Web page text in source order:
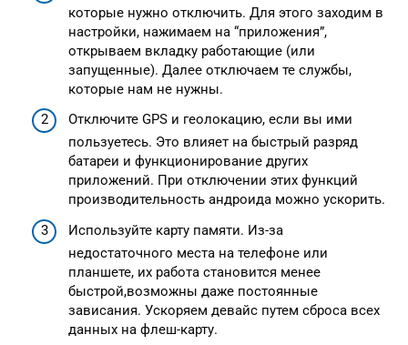
которые нужно отключить. Для этого заходим в
настройки, нажимаем на “приложения”,
открываем вкладку работающие (или
запущенные). Далее отключаем те службы,
которые нам не нужны.
Отключите GPS и геолокацию, если вы ими
пользуетесь. Это влияет на быстрый разряд
батареи и функционирование других
приложений. При отключении этих функций
производительность андроида можно ускорить.
Используйте карту памяти. Из-за
недостаточного места на телефоне или
планшете, их работа становится менее
быстрой,возможны даже постоянные
зависания. Ускоряем девайс путем сброса всех
данных на флеш-карту.